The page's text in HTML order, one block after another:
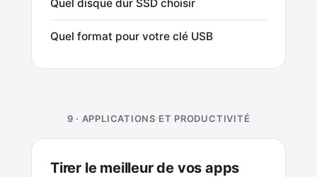
Quel disque dur SSD choisir
Quel format pour votre clé USB
9 · APPLICATIONS ET PRODUCTIVITÉ
Tirer le meilleur de vos apps